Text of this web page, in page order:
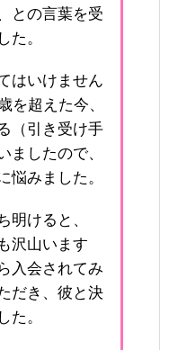
との言葉を受
た。
はいけません
を超えた今、
（引き受け手
ましたので、
悩みました。
明けると、
沢山います
入会されてみ
だき、彼と決
た。